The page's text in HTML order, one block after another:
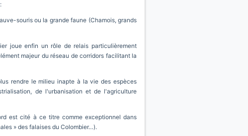
souris ou la grande faune (Chamois, grands
joue enfin un rôle de relais particulièrement
majeur du réseau de corridors facilitant la
rendre le milieu inapte à la vie des espèces
de l'urbanisation et de l'agriculture
est cité à ce titre comme exceptionnel dans
» des falaises du Colombier…).